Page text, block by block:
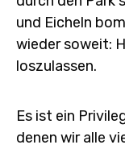
und Eicheln
wieder soweit:
loszulassen.
Es ist ein
denen wir alle